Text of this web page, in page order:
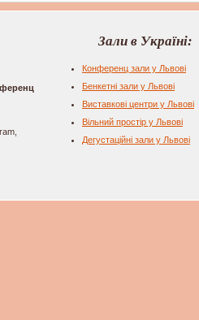
Зали в Україні:
Конференц зали у Львові
Бенкетні зали у Львові
Виставкові центри у Львові
Вільний простір у Львові
Дегустаційні зали у Львові